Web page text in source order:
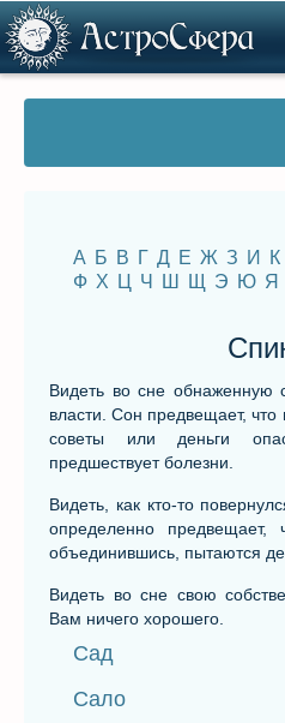
А Б В Г Д Е Ж З И К
Ф Х Ц Ч Ш Щ Э Ю Я
Видеть во сне обнаженную
власти. Сон предвещает, что
советы или деньги
предшествует болезни.
Видеть, как кто-то
определенно предвещает,
объединившись, пытаются
Видеть во сне свою
Вам ничего хорошего.
Сад
Сало